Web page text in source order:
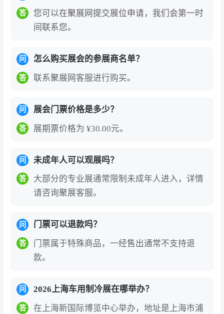
联系方式），可通过展会官网或聚展网咨询获
取。
亚太地区车用空调及热管理领域规模最大、影响
力最强的专业盛会：上海国际车用空调及热管理
届，是全球移动制冷行业最重要的专业性展览会
之一。展会以“智慧演绎，共享未来”为主题，紧跟
移动制冷行业发展趋势，其影响力不仅遍及全
的地位。2025年展会展览面积扩容至40,000平方
米，汇聚全球28个国家711家参展商，展出4000
余项创新成果，吸引超1.6万名全球专业观众到
产业链生态平台。
全产业链覆盖的一站式展示平台：展会涵盖车用
空调产品及配件（压缩机、冷凝器、蒸发器、散
系统及配件（驻车空调、客车空调等）、汽车热
管理系统及配件（发动机冷却系统、新能源汽车
答
您可以在聚展网提交展位申请，我们会第一时
间联系您。
问 怎么购买展会的参展商名单？
答 联系聚展网客服进行购买。
问 展会门票价格是多少？
答 展期票价格为 ¥30.00元。
问 未成年人可以观展吗？
答
大部分的专业展通常限制未成年人进入，详情
请咨询聚展客服。
问 门票可以退款吗？
答
门票属于特殊商品，一经售出通常不支持退
款。
问 2026上海车用制冷展在哪举办？
答
在上海新国际博览中心举办，地址是上海市浦